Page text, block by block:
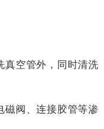
真空管外，同时清洗
磁阀、连接胶管等渗